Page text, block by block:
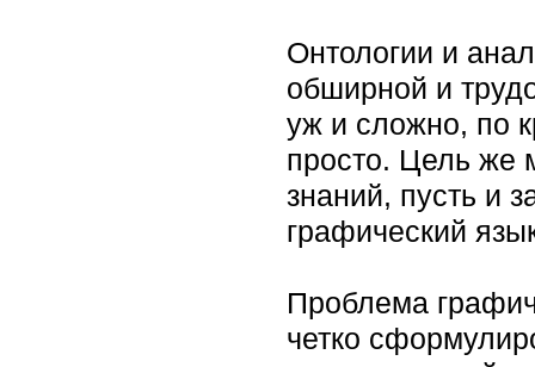
Онтологии и
обширной и
уж и сложно, по
просто. Цель же
знаний, пусть и
графический
Проблема
четко